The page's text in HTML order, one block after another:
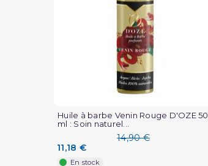
Huile à barbe Venin Rouge D'OZE 50
ml : Soin naturel...
14,90 €
11,18 €
En stock